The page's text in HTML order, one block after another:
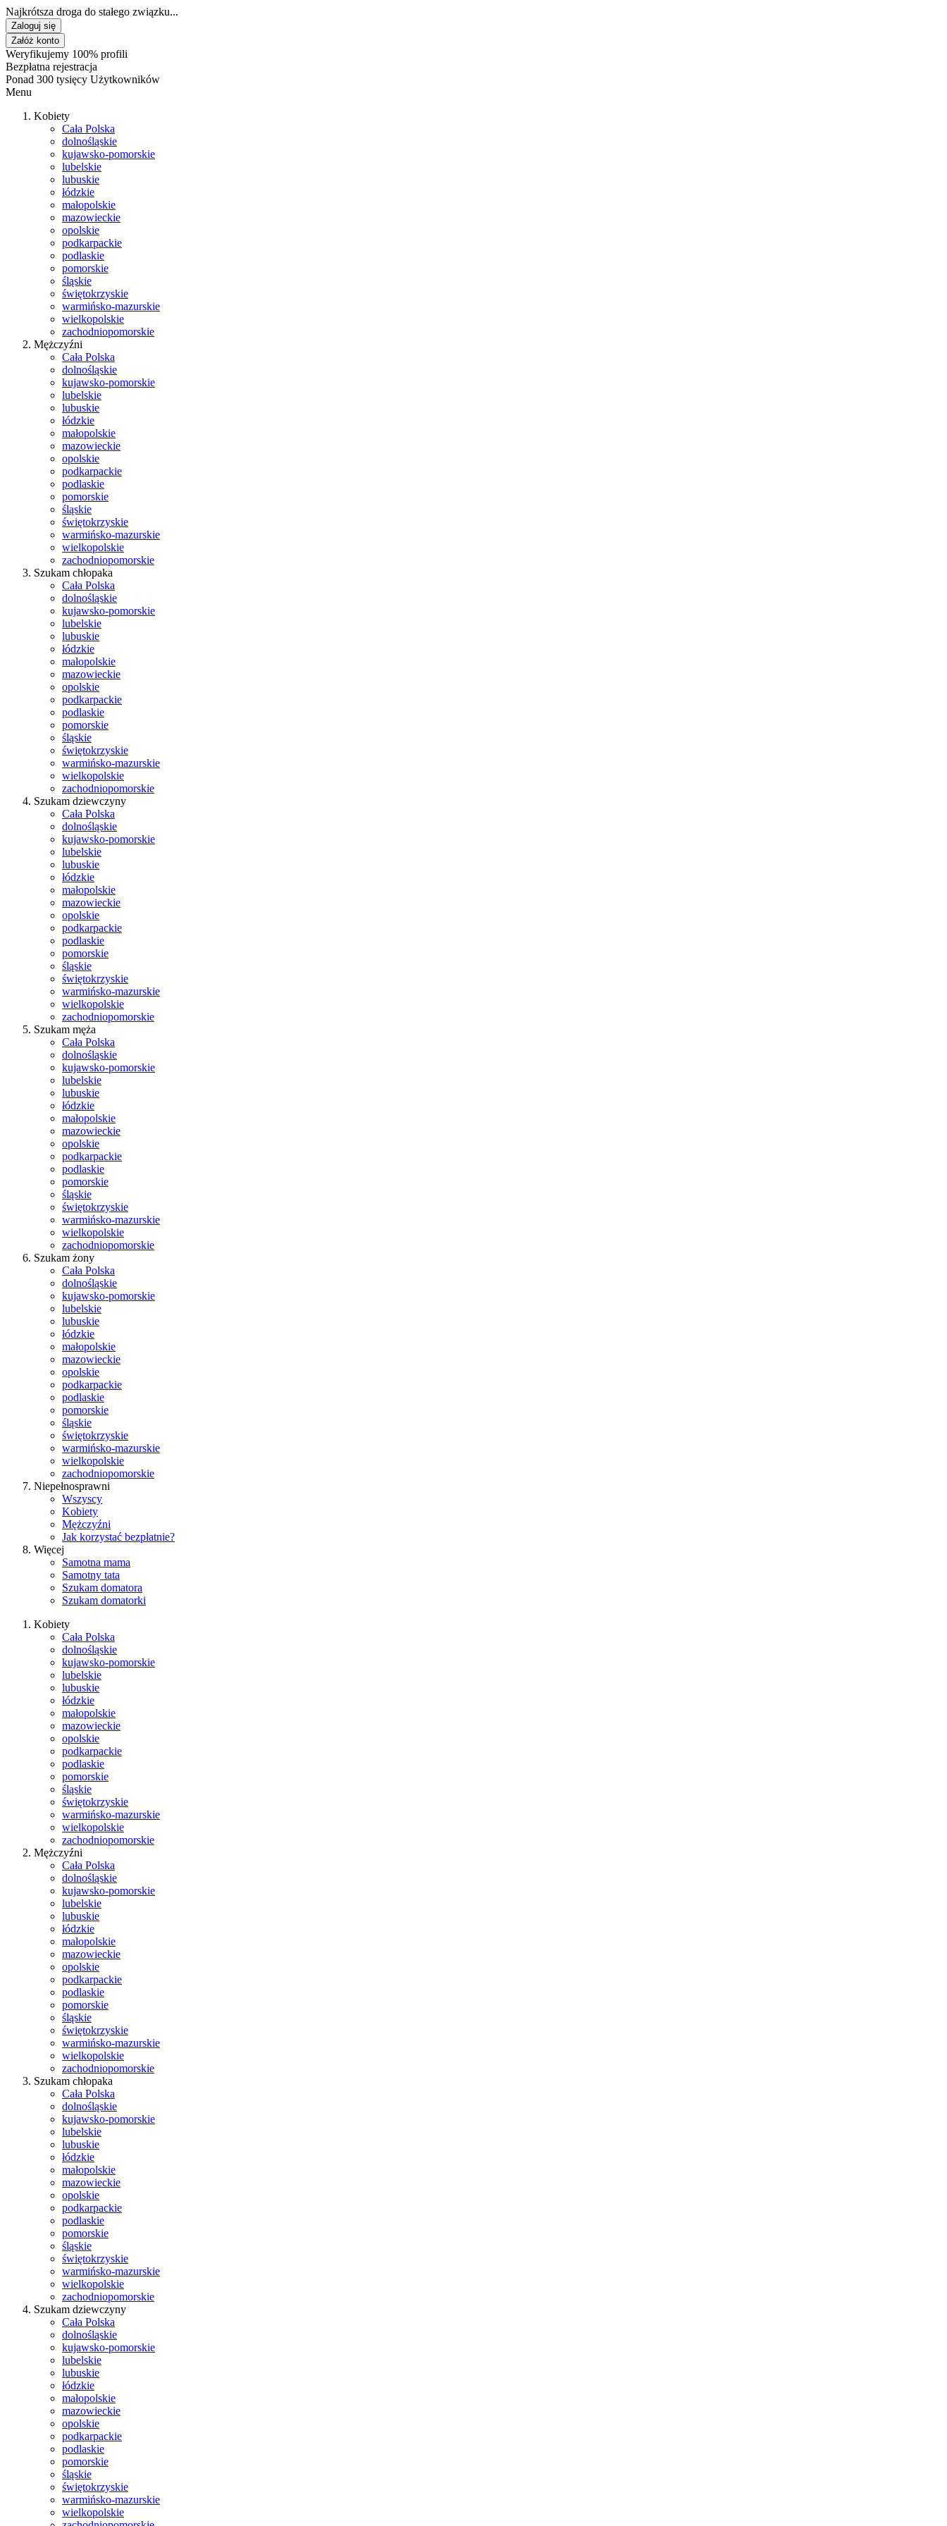
Najkrótsza droga do stałego związku...
Zaloguj się
Załóż konto
Weryfikujemy 100% profili
Bezpłatna rejestracja
Ponad 300 tysięcy Użytkowników
Menu
Kobiety
Cała Polska
dolnośląskie
kujawsko-pomorskie
lubelskie
lubuskie
łódzkie
małopolskie
mazowieckie
opolskie
podkarpackie
podlaskie
pomorskie
śląskie
świętokrzyskie
warmińsko-mazurskie
wielkopolskie
zachodniopomorskie
Mężczyźni
Cała Polska
dolnośląskie
kujawsko-pomorskie
lubelskie
lubuskie
łódzkie
małopolskie
mazowieckie
opolskie
podkarpackie
podlaskie
pomorskie
śląskie
świętokrzyskie
warmińsko-mazurskie
wielkopolskie
zachodniopomorskie
Szukam chłopaka
Cała Polska
dolnośląskie
kujawsko-pomorskie
lubelskie
lubuskie
łódzkie
małopolskie
mazowieckie
opolskie
podkarpackie
podlaskie
pomorskie
śląskie
świętokrzyskie
warmińsko-mazurskie
wielkopolskie
zachodniopomorskie
Szukam dziewczyny
Cała Polska
dolnośląskie
kujawsko-pomorskie
lubelskie
lubuskie
łódzkie
małopolskie
mazowieckie
opolskie
podkarpackie
podlaskie
pomorskie
śląskie
świętokrzyskie
warmińsko-mazurskie
wielkopolskie
zachodniopomorskie
Szukam męża
Cała Polska
dolnośląskie
kujawsko-pomorskie
lubelskie
lubuskie
łódzkie
małopolskie
mazowieckie
opolskie
podkarpackie
podlaskie
pomorskie
śląskie
świętokrzyskie
warmińsko-mazurskie
wielkopolskie
zachodniopomorskie
Szukam żony
Cała Polska
dolnośląskie
kujawsko-pomorskie
lubelskie
lubuskie
łódzkie
małopolskie
mazowieckie
opolskie
podkarpackie
podlaskie
pomorskie
śląskie
świętokrzyskie
warmińsko-mazurskie
wielkopolskie
zachodniopomorskie
Niepełnosprawni
Wszyscy
Kobiety
Mężczyźni
Jak korzystać bezpłatnie?
Więcej
Samotna mama
Samotny tata
Szukam domatora
Szukam domatorki
Kobiety
Cała Polska
dolnośląskie
kujawsko-pomorskie
lubelskie
lubuskie
łódzkie
małopolskie
mazowieckie
opolskie
podkarpackie
podlaskie
pomorskie
śląskie
świętokrzyskie
warmińsko-mazurskie
wielkopolskie
zachodniopomorskie
Mężczyźni
Cała Polska
dolnośląskie
kujawsko-pomorskie
lubelskie
lubuskie
łódzkie
małopolskie
mazowieckie
opolskie
podkarpackie
podlaskie
pomorskie
śląskie
świętokrzyskie
warmińsko-mazurskie
wielkopolskie
zachodniopomorskie
Szukam chłopaka
Cała Polska
dolnośląskie
kujawsko-pomorskie
lubelskie
lubuskie
łódzkie
małopolskie
mazowieckie
opolskie
podkarpackie
podlaskie
pomorskie
śląskie
świętokrzyskie
warmińsko-mazurskie
wielkopolskie
zachodniopomorskie
Szukam dziewczyny
Cała Polska
dolnośląskie
kujawsko-pomorskie
lubelskie
lubuskie
łódzkie
małopolskie
mazowieckie
opolskie
podkarpackie
podlaskie
pomorskie
śląskie
świętokrzyskie
warmińsko-mazurskie
wielkopolskie